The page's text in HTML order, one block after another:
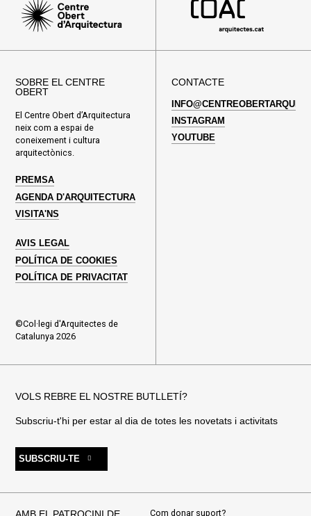
SOBRE EL CENTRE
OBERT
El Centre Obert d’Arquitectura
neix com a espai de
coneixement i cultura
arquitectònics.
PREMSA
AGENDA D'ARQUITECTURA
VISITA'NS
AVIS LEGAL
POLÍTICA DE COOKIES
POLÍTICA DE PRIVACITAT
©Col·legi d'Arquitectes de
Catalunya 2026
CONTACTE
INSTAGRAM
YOUTUBE
VOLS REBRE EL NOSTRE BUTLLETÍ?
Subscriu-t'hi per estar al dia de totes les novetats i activitats
SUBSCRIU-TE
Com donar suport?